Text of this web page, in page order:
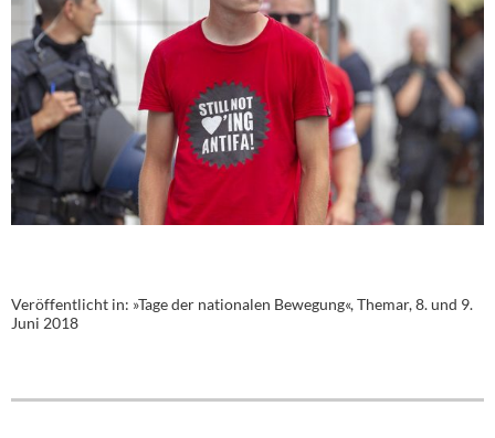
Veröffentlicht in: »Tage der nationalen Bewegung«, Themar, 8. und 9.
Juni 2018